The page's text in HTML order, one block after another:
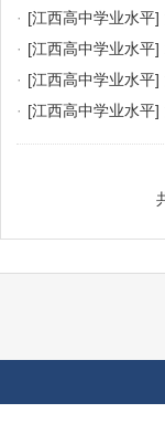
· [江西高中学业水平]
· [江西高中学业水平]
· [江西高中学业水平]
· [江西高中学业水平]